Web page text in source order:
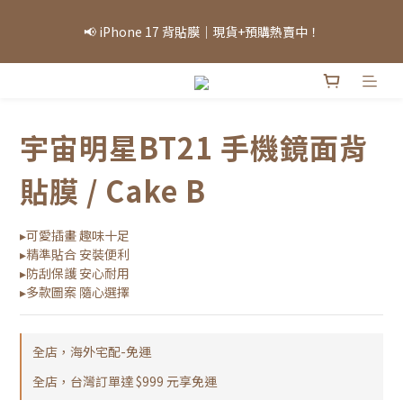
庫存為準，敬請見諒。」
📢 iPhone 17 背貼膜｜現貨+預購熱賣中！
「因部分商品熱銷，部分庫存可能需等候，實際出貨情況將依當日
宇宙明星BT21 手機鏡面背
貼膜 / Cake B
▸可愛插畫 趣味十足
▸精準貼合 安裝便利
▸防刮保護 安心耐用
▸多款圖案 隨心選擇
全店，海外宅配-免運
全店，台灣訂單達 $999 元享免運